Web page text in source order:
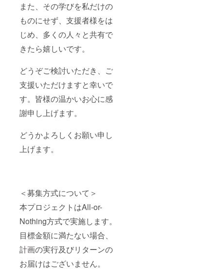
また、その学びを私だけの
ものにせず、支援者様をは
じめ、多くの人々と共有で
きたら嬉しいです。
どうぞご検討いただき、ご
支援いただけますと幸いで
す。皆様の温かいお心に感
謝申し上げます。
どうかよろしくお願い申し
上げます。
＜募集方式について＞
本プロジェクトはAll-or-
Nothing方式で実施します。
目標金額に満たない場合、
計画の実行及びリターンの
お届けはございません。